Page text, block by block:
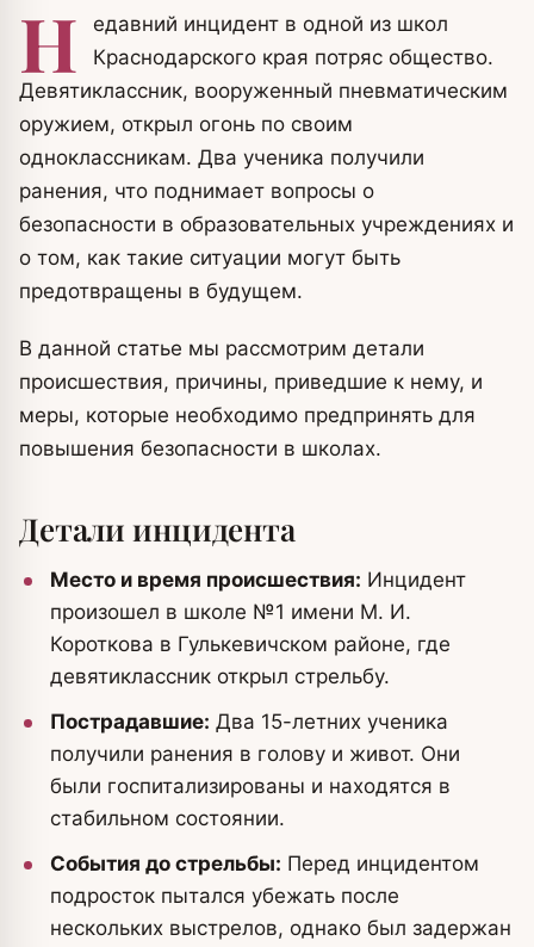
Н
едавний инцидент в одной из школ
Краснодарского края потряс общество.
Девятиклассник, вооруженный пневматическим
оружием, открыл огонь по своим
одноклассникам. Два ученика получили
ранения, что поднимает вопросы о
безопасности в образовательных учреждениях и
о том, как такие ситуации могут быть
предотвращены в будущем.
В данной статье мы рассмотрим детали
происшествия, причины, приведшие к нему, и
меры, которые необходимо предпринять для
повышения безопасности в школах.
Детали инцидента
Место и время происшествия: Инцидент
произошел в школе №1 имени М. И.
Короткова в Гулькевичском районе, где
девятиклассник открыл стрельбу.
Пострадавшие: Два 15-летних ученика
получили ранения в голову и живот. Они
были госпитализированы и находятся в
стабильном состоянии.
События до стрельбы: Перед инцидентом
подросток пытался убежать после
нескольких выстрелов, однако был задержан